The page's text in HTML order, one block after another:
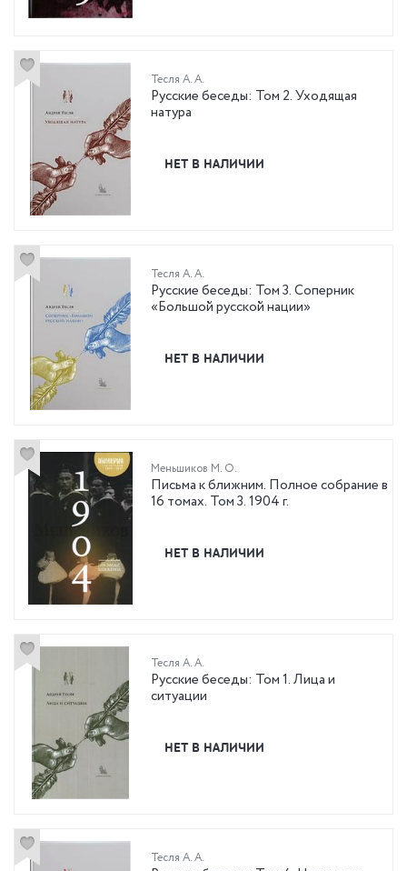
Тесля А. А.
Русские беседы: Том 2. Уходящая
натура
НЕТ В НАЛИЧИИ
Тесля А. А.
Русские беседы: Том 3. Соперник
«Большой русской нации»
НЕТ В НАЛИЧИИ
Меньшиков М. О.
Письма к ближним. Полное собрание в
16 томах. Том 3. 1904 г.
НЕТ В НАЛИЧИИ
Тесля А. А.
Русские беседы: Том 1. Лица и
ситуации
НЕТ В НАЛИЧИИ
Тесля А. А.